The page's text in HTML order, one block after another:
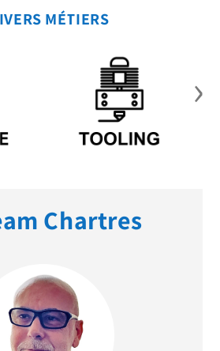
MÉTIERS
›
Chartres